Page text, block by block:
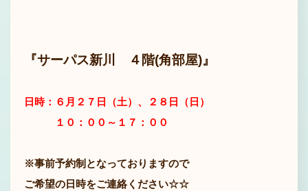
『サーパス新川 ４階(角部屋)』
日時：６月２７日（土）、２８日（日）
１０：００～１７：００
※事前予約制となっておりますので
ご希望の日時をご連絡ください☆☆